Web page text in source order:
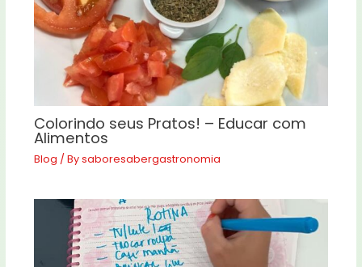
Colorindo seus Pratos! – Educar com
Alimentos
Blog / Bysaboresabergastronomia